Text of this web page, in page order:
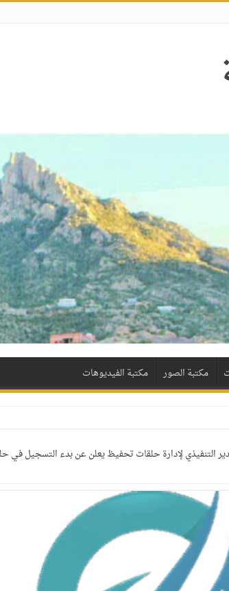
مكتبة الصور مكتبة الفيديوهات
التنفيذي لإدارة حلقات تحفيظ يعلن عن بدء التسجيل في